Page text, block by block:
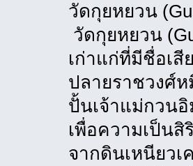
วัดกุยหยวน
 วัดกุยหยวน
เก่าแก่ที่มีชื่อเสี
ปลายราชวงศ์
ปั้นเจ้าแม่กวน
เพื่อความเป็น
จากดินเหนียว